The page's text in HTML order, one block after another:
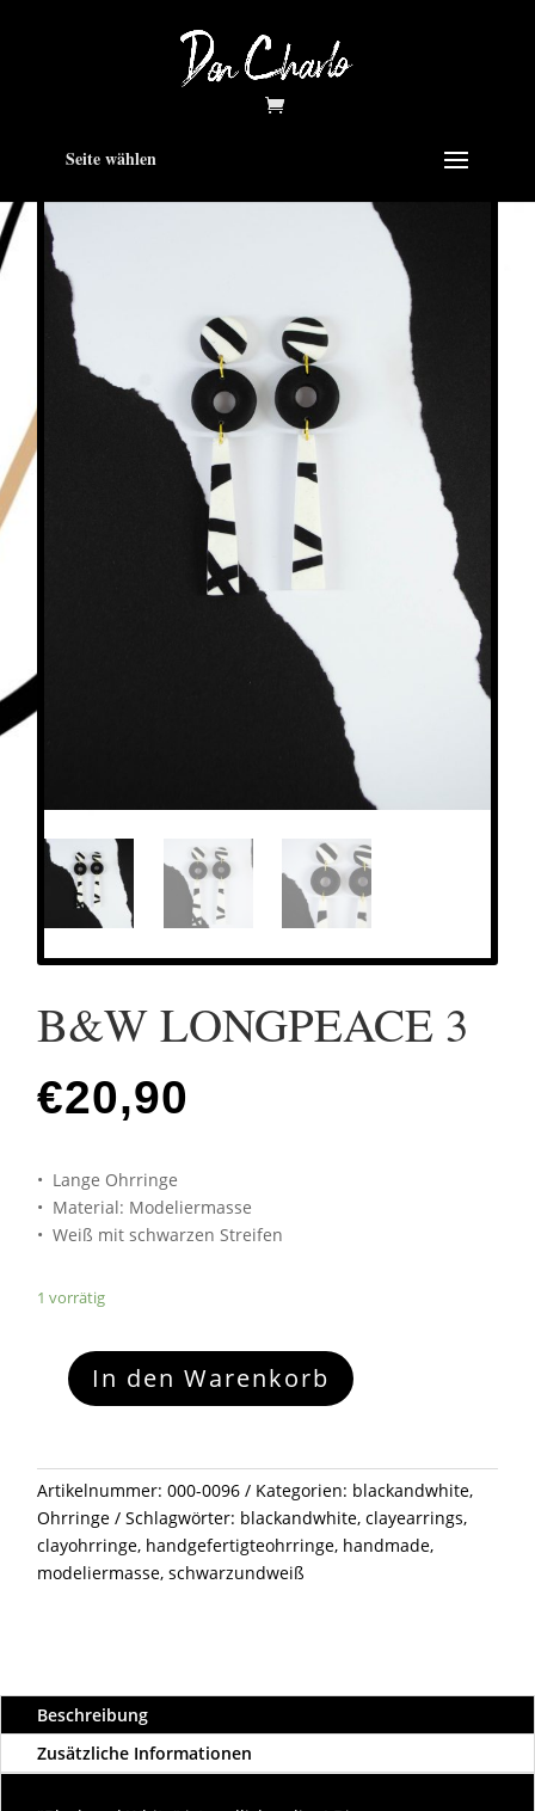
Seite wählen
B&W LONGPEACE 3
€20,90
• Lange Ohrringe
• Material: Modeliermasse
• Weiß mit schwarzen Streifen
1 vorrätig
B&W
LongPeace
In den Warenkorb
Artikelnummer:000-0096 Kategorien: blackandwhite,
Ohrringe
Schlagwörter: blackandwhite,clayearrings,
clayohrringe, handgefertigteohrringe, handmade,
modeliermasse,schwarzundweiß
Beschreibung
Zusätzliche Informationen